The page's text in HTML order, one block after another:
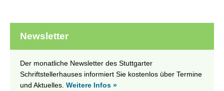
Newsletter
Der monatliche Newsletter des Stuttgarter
Schriftstellerhauses informiert Sie kostenlos über Termine
und Aktuelles. Weitere Infos »